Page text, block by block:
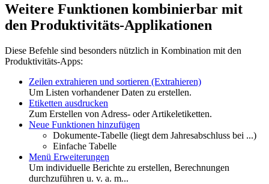
Weitere Funktionen kombinierbar mit
den Produktivitäts-Applikationen
Diese Befehle sind besonders nützlich in Kombination mit den
Produktivitäts-Apps:
Zeilen extrahieren und sortieren (Extrahieren)
Um Listen vorhandener Daten zu erstellen.
Etiketten ausdrucken
Zum Erstellen von Adress- oder Artikeletiketten.
Neue Funktionen hinzufügen
Dokumente-Tabelle (liegt dem Jahresabschluss bei ...)
Einfache Tabelle
Menü Erweiterungen
Um individuelle Berichte zu erstellen, Berechnungen
durchzuführen u. v. a. m...